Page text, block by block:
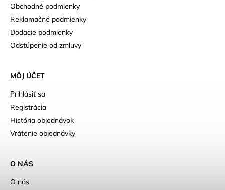
Obchodné podmienky
Reklamačné podmienky
Dodacie podmienky
Odstúpenie od zmluvy
MÔJ ÚČET
Prihlásiť sa
Registrácia
História objednávok
Vrátenie objednávky
O NÁS
O nás